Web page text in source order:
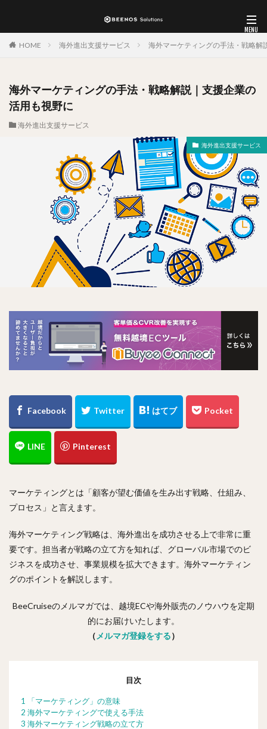
HOME 海外進出支援サービス 海外マーケティングの手法・戦略解
海外マーケティングの手法・戦略解説｜支援企業の
活用も視野に
海外進出支援サービス
海外進出支援サービス
マーケティングとは「顧客が望む価値を生み出す戦略、仕組み、
プロセス」と言えます。
海外マーケティング戦略は、海外進出を成功させる上で非常に重
要です。担当者が戦略の立て方を知れば、グローバル市場でのビ
ジネスを成功させ、事業規模を拡大できます。海外マーケティン
グのポイントを解説します。
BeeCruiseのメルマガでは、越境ECや海外販売のノウハウを定期
的にお届けいたします。
（ メルマガ登録をする）
目次
1 「マーケティング」の意味
2 海外マーケティングで使える手法
3 海外マーケティング戦略の立て方